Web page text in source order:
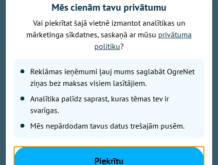
Foto: Saeima.lv
Parlamentā ievēlētās 100 gudrās galvas ir cilvēki ar
runā tikai par būtisko? Nē, protams! Tāpēc mēs jums
pastāstīsim, ko vēl un kā deputāti saka no tribīnes,
un kā villojas savā starpā.
«Cienījamā sēdes vadītāja! Kolēģi! Vēlreiz. Mani
Mēs cienām tavu privātumu
Vai piekrītat šajā vietnē izmantot analītikas un
mārketinga sīkdatnes, saskaņā ar mūsu privātuma
politiku?
Reklāmas ieņēmumi ļauj mums saglabāt OgreNet
ziņas bez maksas visiem lasītājiem.
Analītika palīdz saprast, kuras tēmas tev ir
svarīgas.
Mēs nepārdodam tavus datus trešajām pusēm.
Piekrītu